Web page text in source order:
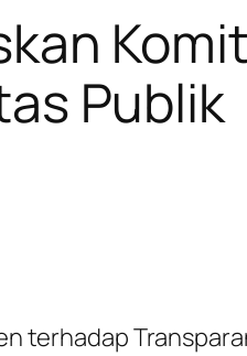
Publik
terhadap